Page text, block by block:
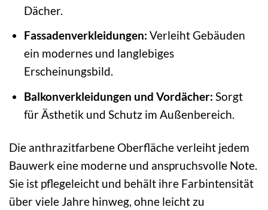
Dächer.
Fassadenverkleidungen: Verleiht Gebäuden
ein modernes und langlebiges
Erscheinungsbild.
Balkonverkleidungen und Vordächer: Sorgt
für Ästhetik und Schutz im Außenbereich.
Die anthrazitfarbene Oberfläche verleiht jedem
Bauwerk eine moderne und anspruchsvolle Note.
Sie ist pflegeleicht und behält ihre Farbintensität
über viele Jahre hinweg, ohne leicht zu